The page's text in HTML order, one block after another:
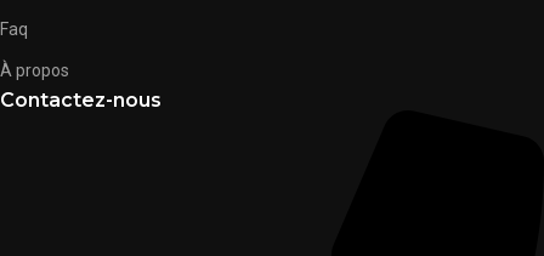
Faq
À propos
Contactez-nous